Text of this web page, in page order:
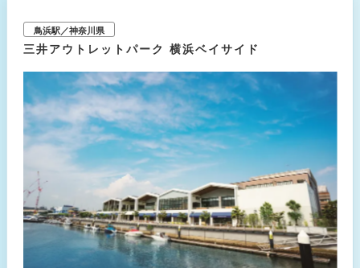
鳥浜駅／神奈川県
三井アウトレットパーク 横浜ベイサイド